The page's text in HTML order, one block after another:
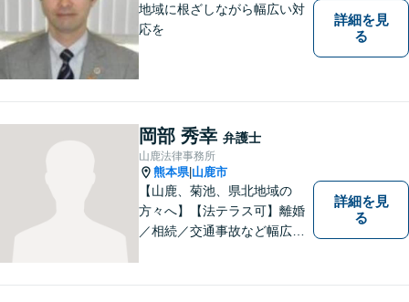
地域に根ざしながら幅広い対
応を
詳細を見
る
岡部 秀幸 弁護士
山鹿法律事務所
熊本県| 山鹿市
【山鹿、菊池、県北地域の
方々へ】【法テラス可】離婚
／相続／交通事故など幅広く
そう地域に法的サービスを提
詳細を見
る